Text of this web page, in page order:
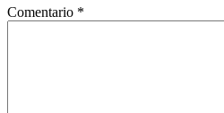
Comentario *